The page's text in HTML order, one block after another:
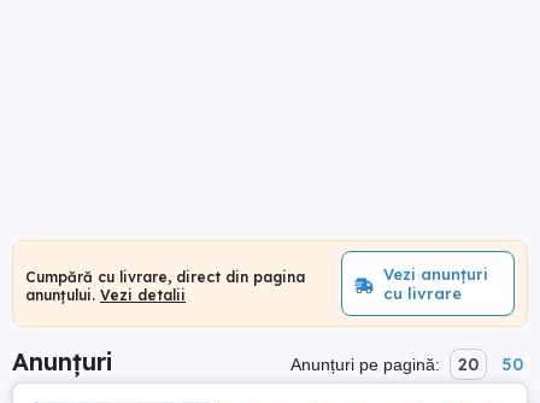
Cumpără cu livrare, direct din pagina
anunțului. Vezi detalii
Vezi anunțuri
cu livrare
Anunțuri Anunțuri pe pagină: 20 50